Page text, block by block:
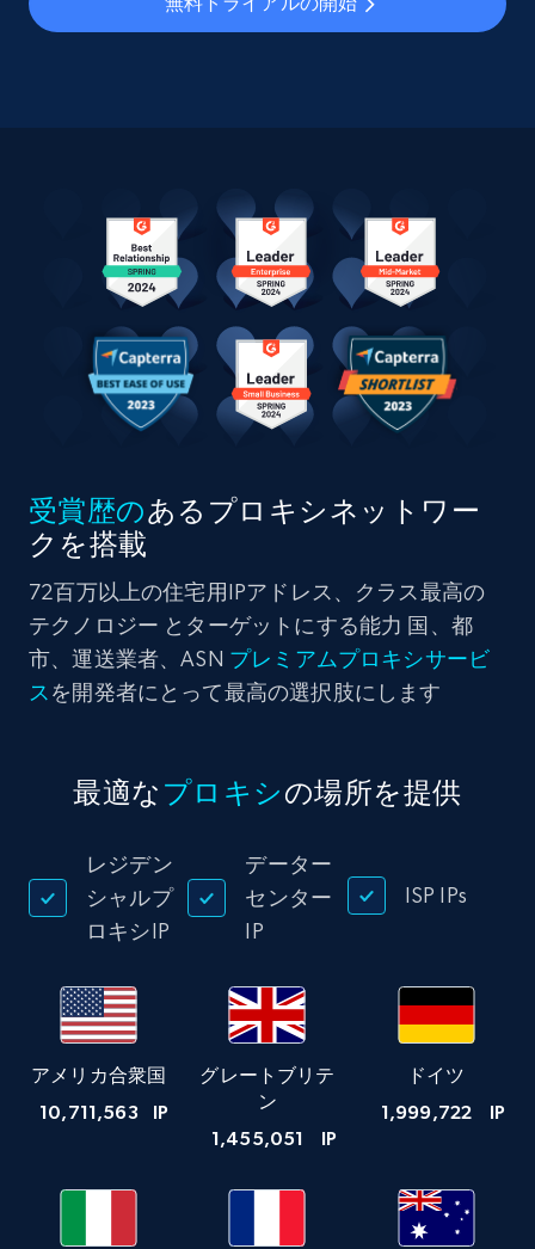
受賞歴のあるプロキシネットワー
クを搭載
72百万以上の住宅用IPアドレス、クラス最高の
テクノロジー とターゲットにする能力 国、都
市、運送業者、ASN プレミアムプロキシサービ
スを開発者にとって最高の選択肢にします
最適な プロキシの場所を提供
レジデン
シャルプ
ロキシIP
データー
センター
IP
ISP IPs
アメリカ合衆国
10,711,563 IP
グレートブリテ
ン
1,455,051 IP
ドイツ
1,999,722 IP